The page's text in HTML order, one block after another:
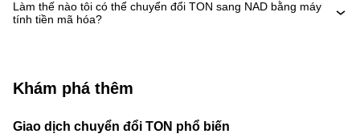
Làm thế nào tôi có thể chuyển đổi TON sang NAD bằng máy
tính tiền mã hóa?
Khám phá thêm
Giao dịch chuyển đổi TON phổ biến